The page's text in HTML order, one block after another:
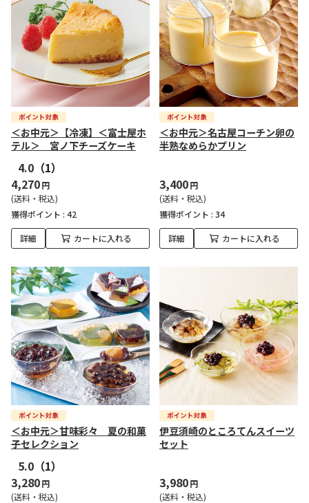
＜お中元＞【冷凍】＜富士屋ホ
テル＞ 宮ノ下チーズケーキ
4.0 （1）
4,270円
(送料・税込)
獲得ポイント : 42
詳細 カートに入れる
＜お中元＞名古屋コーチン卵の
半熟なめらかプリン
3,400円
(送料・税込)
獲得ポイント : 34
詳細 カートに入れる
＜お中元＞甘味彩々 夏の和菓
子セレクション
5.0 （1）
3,280円
(送料・税込)
伊豆須崎のところてんスイーツ
セット
3,980円
(送料・税込)